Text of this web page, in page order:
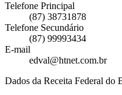
Telefone Principal
(87) 38731878
Telefone Secundário
(87) 99993434
E-mail
edval@htnet.com.br
Dados da Receita Federal do